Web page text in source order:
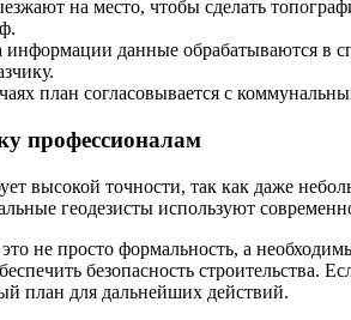
на место, чтобы сделать
данные обрабатываются в
план согласовывается с
профессионалам
высокой точности, так как даже
геодезисты используют
не просто формальность, а
безопасность
план для дальнейших действий.